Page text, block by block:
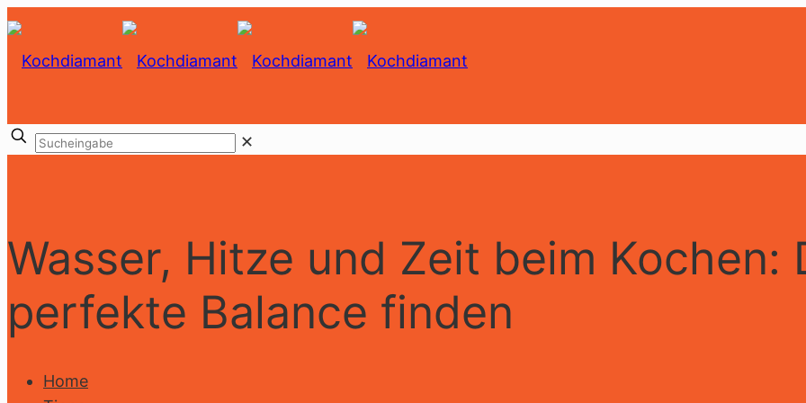
✕
Wasser, Hitze und Zeit beim Kochen:
perfekte Balance finden
Home